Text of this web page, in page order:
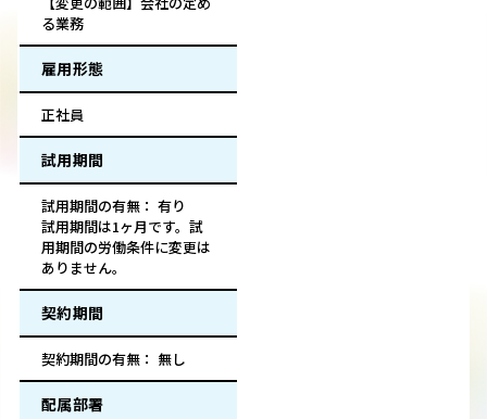
る業務
雇用形態
正社員
試用期間
試用期間の有無： 有り
試用期間は1ヶ月です。試
用期間の労働条件に変更は
ありません。
契約期間
契約期間の有無： 無し
配属部署